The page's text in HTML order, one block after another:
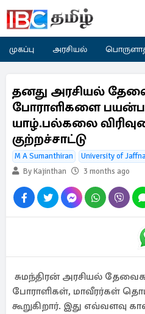
முகப்பு அரசியல்
தனது அரசியல்
போராளிகளை
யாழ்.பல்கலை
குற்றச்சாட்டு
M A Sumanthiran University of
By Kajinthan
3 months ago
சுமந்திரன் அரசியல்
போராளிகள், மாவீரர்கள்
கூறுகிறார். இது எவ்வளவு